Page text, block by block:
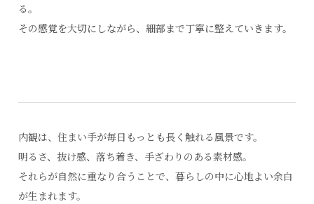
る。
その感覚を大切にしながら、細部まで丁寧に整えていきます。
内観は、住まい手が毎日もっとも長く触れる風景です。
明るさ、抜け感、落ち着き、手ざわりのある素材感。
それらが自然に重なり合うことで、暮らしの中に心地よい余白
が生まれます。